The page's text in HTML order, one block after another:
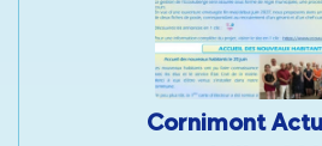
Cornimont Actu